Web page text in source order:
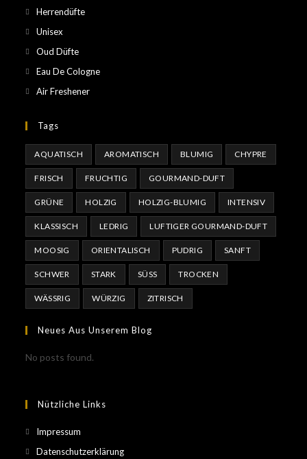
Herrendüfte
Unisex
Oud Düfte
Eau De Cologne
Air Freshener
Tags
AQUATISCH AROMATISCH BLUMIG CHYPRE
FRISCH FRUCHTIG GOURMAND-DUFT
GRÜNE HOLZIG HOLZIG-BLUMIG INTENSIV
KLASSISCH LEDRIG LUFTIGER GOURMAND-DUFT
MOOSIG ORIENTALISCH PUDRIG SANFT
SCHWER STARK SÜSS TROCKEN
WÄSSRIG WÜRZIG ZITRISCH
Neues Aus Unserem Blog
No posts found.
Nützliche Links
Impressum
Datenschutzerklärung